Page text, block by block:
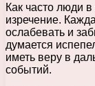
Как часто люди
изречение.
ослабевать и
думается
иметь веру в
событий.